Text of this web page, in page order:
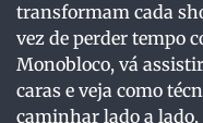
transformam cada
vez de perder tempo
Monobloco, vá
caras e veja como
caminhar lado a